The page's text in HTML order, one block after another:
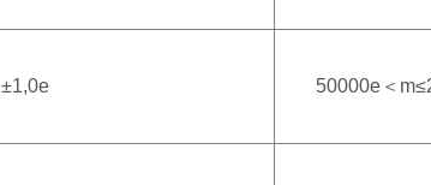
±1,0e 50000e＜